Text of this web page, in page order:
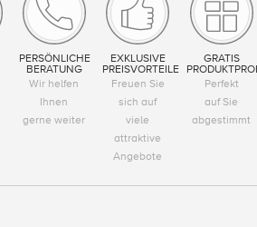
PERSÖNLICHE
BERATUNG
Wir helfen
Ihnen
gerne weiter
EXKLUSIVE
PREISVORTEILE
Freuen Sie
sich auf
viele
attraktive
Angebote
GRATIS
Perfekt
auf Sie
abgestimmt